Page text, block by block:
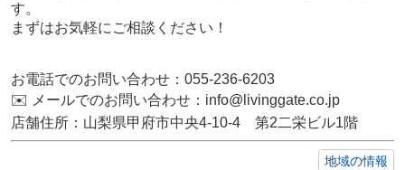
す。
まずはお気軽にご相談ください！
お電話でのお問い合わせ：055-236-6203
✉️ メールでのお問い合わせ：info@livinggate.co.jp
店舗住所：山梨県甲府市中央4-10-4 第2二栄ビル1階
地域の情報